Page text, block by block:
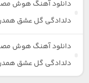
دانلود آهنگ هوش
دلدادگی گل عشق
دانلود آهنگ هوش
دلدادگی گل عشق